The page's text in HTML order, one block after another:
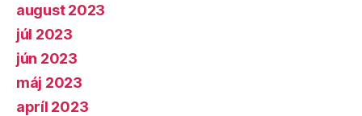
august 2023
júl 2023
jún 2023
máj 2023
apríl 2023